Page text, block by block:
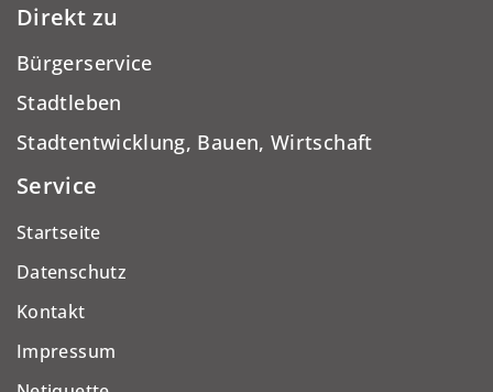
Direkt zu
Bürgerservice
Stadtleben
Stadtentwicklung, Bauen, Wirtschaft
Service
Startseite
Datenschutz
Kontakt
Impressum